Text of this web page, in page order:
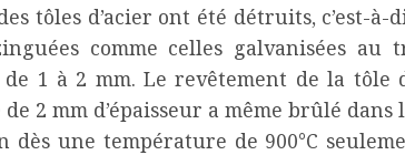
tôles d’acier ont été détruits, c’est-à-
comme celles galvanisées au
1 à 2 mm. Le revêtement de la tôle
2 mm d’épaisseur a même brûlé dans
dès une température de 900°C